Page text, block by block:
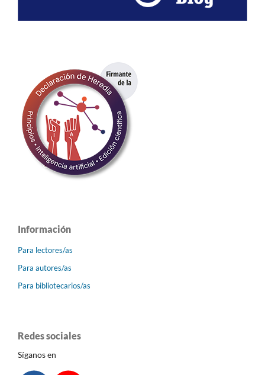
Información
Para lectores/as
Para autores/as
Para bibliotecarios/as
Redes sociales
Síganos en